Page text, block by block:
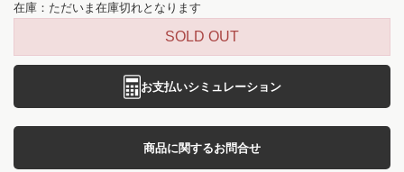
在庫：ただいま在庫切れとなります
SOLD OUT
お支払いシミュレーション
商品に関するお問合せ